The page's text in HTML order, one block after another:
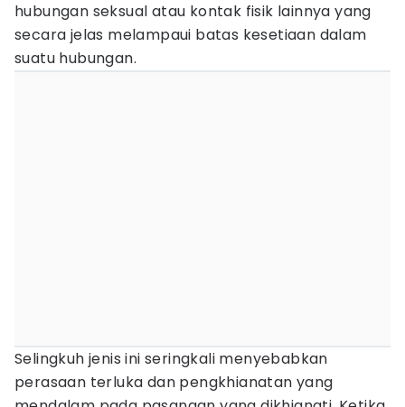
hubungan seksual atau kontak fisik lainnya yang
secara jelas melampaui batas kesetiaan dalam
suatu hubungan.
Selingkuh jenis ini seringkali menyebabkan
perasaan terluka dan pengkhianatan yang